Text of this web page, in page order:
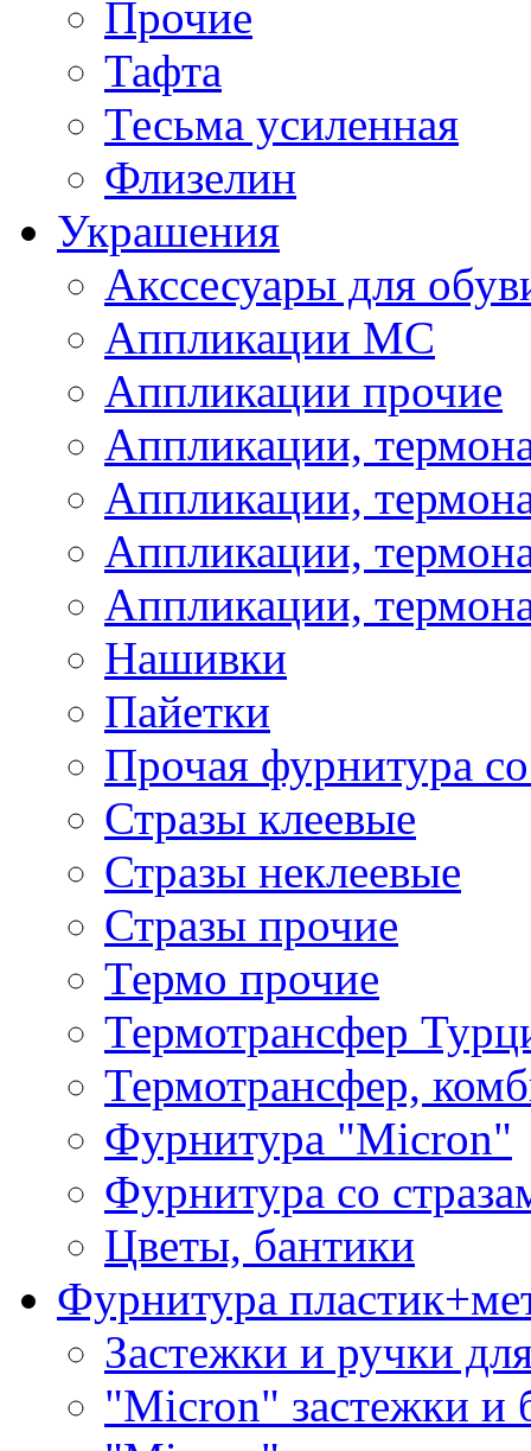
Прочие
Тафта
Тесьма усиленная
Флизелин
Украшения
Акссесуары для
Аппликации МС
Аппликации прочие
Аппликации,
Аппликации,
Аппликации,
Аппликации,
Нашивки
Пайетки
Прочая фурнитура
Стразы клеевые
Стразы неклеевые
Стразы прочие
Термо прочие
Термотрансфер
Термотрансфер,
Фурнитура "Micron"
Фурнитура со
Цветы, бантики
Фурнитура
Застежки и ручки
"Micron" застежки и